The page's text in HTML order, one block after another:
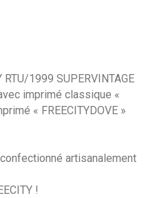
RTU/1999 SUPERVINTAGE
imprimé classique «
« FREECITYDOVE »
artisanalement
!